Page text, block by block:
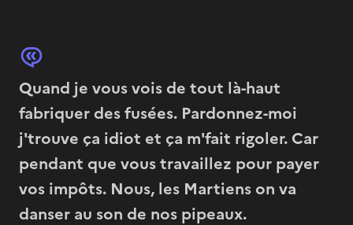
Quand je vous vois de tout là-haut
fabriquer des fusées. Pardonnez-moi
j'trouve ça idiot et ça m'fait rigoler. Car
pendant que vous travaillez pour payer
vos impôts. Nous, les Martiens on va
danser au son de nos pipeaux.